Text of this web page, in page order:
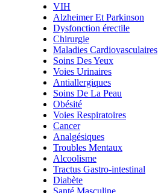
VIH
Alzheimer Et Parkinson
Dysfonction érectile
Chirurgie
Maladies Cardiovasculaires
Soins Des Yeux
Voies Urinaires
Antiallergiques
Soins De La Peau
Obésité
Voies Respiratoires
Cancer
Analgésiques
Troubles Mentaux
Alcoolisme
Tractus Gastro-intestinal
Diabète
Santé Masculine